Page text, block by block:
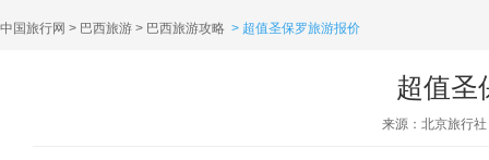
中国旅行网 > 巴西旅游 > 巴西旅游攻略 > 超值圣保罗旅游报价
超值圣
来源：北京旅行社